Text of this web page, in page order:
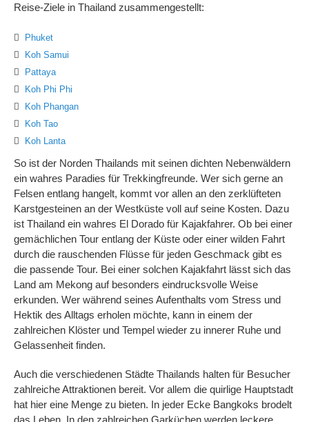
Reise-Ziele in Thailand zusammengestellt:
Phuket
Koh Samui
Pattaya
Koh Phi Phi
Koh Phangan
Koh Tao
Koh Lanta
So ist der Norden Thailands mit seinen dichten Nebenwäldern
ein wahres Paradies für Trekkingfreunde. Wer sich gerne an
Felsen entlang hangelt, kommt vor allen an den zerklüfteten
Karstgesteinen an der Westküste voll auf seine Kosten. Dazu
ist Thailand ein wahres El Dorado für Kajakfahrer. Ob bei einer
gemächlichen Tour entlang der Küste oder einer wilden Fahrt
durch die rauschenden Flüsse für jeden Geschmack gibt es
die passende Tour. Bei einer solchen Kajakfahrt lässt sich das
Land am Mekong auf besonders eindrucksvolle Weise
erkunden. Wer während seines Aufenthalts vom Stress und
Hektik des Alltags erholen möchte, kann in einem der
zahlreichen Klöster und Tempel wieder zu innerer Ruhe und
Gelassenheit finden.
Auch die verschiedenen Städte Thailands halten für Besucher
zahlreiche Attraktionen bereit. Vor allem die quirlige Hauptstadt
hat hier eine Menge zu bieten. In jeder Ecke Bangkoks brodelt
das Leben. In den zahlreichen Garküchen werden leckere